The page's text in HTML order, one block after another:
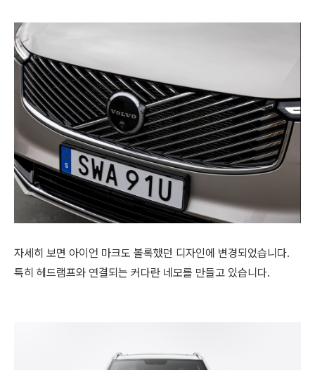
자세히 보면 아이언 마크도 볼록했던 디자인에 변경되었습니다.
특히 헤드램프와 연결되는 커다란 네모를 만들고 있습니다.